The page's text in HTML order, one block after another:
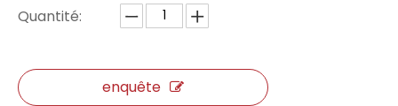
Quantité:
enquête